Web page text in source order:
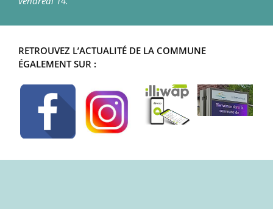
RETROUVEZ L’ACTUALITÉ DE LA COMMUNE
ÉGALEMENT SUR :